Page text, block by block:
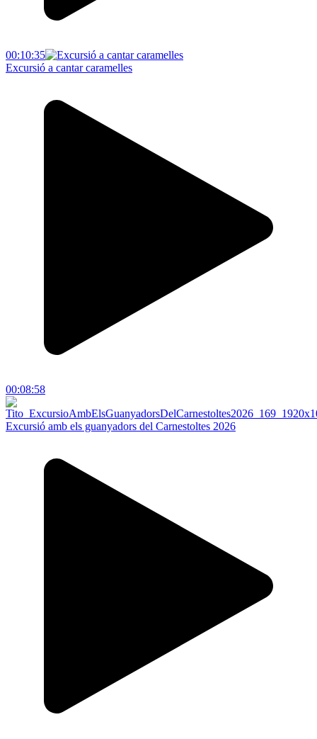
00:10:35
Excursió a cantar caramelles
00:08:58
Excursió amb els guanyadors del Carnestoltes 2026